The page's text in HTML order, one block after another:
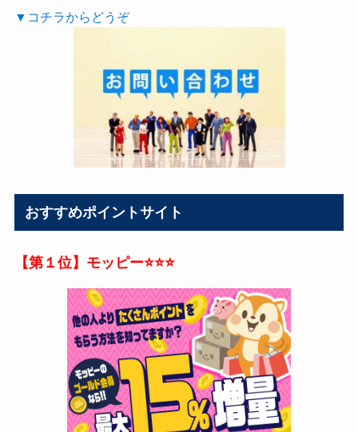
▼コチラからどうぞ
おすすめポイントサイト
【第１位】モッピー⭐⭐⭐